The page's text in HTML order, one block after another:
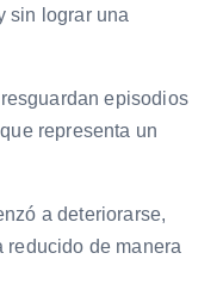
sin lograr una
episodios
representa un
a deteriorarse,
reducido de manera